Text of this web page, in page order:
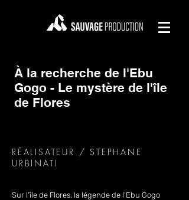
À la recherche de l'Ebu
Gogo - Le mystère de l'île
de Flores
RÉALISATEUR / STEPHANE
URBINATI
Sur l'île de Flores, la légende de l'Ebu Gogo